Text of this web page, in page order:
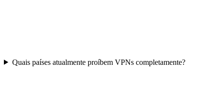
Quais países atualmente proíbem VPNs completamente?